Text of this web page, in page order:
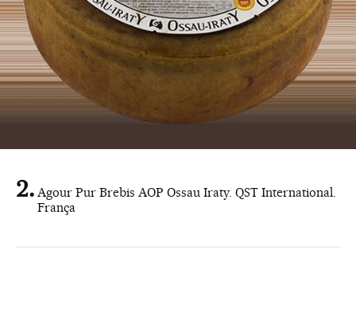
Agour Pur Brebis AOP Ossau Iraty. QST International.
França